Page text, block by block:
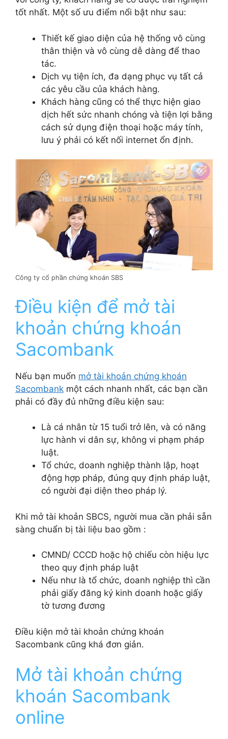
tốt nhất. Một số ưu điểm nổi bật như sau:
Thiết kế giao diện của hệ thống vô cùng
thân thiện và vô cùng dễ dàng để thao
tác.
Dịch vụ tiện ích, đa dạng phục vụ tất cả
các yêu cầu của khách hàng.
Khách hàng cũng có thể thực hiện giao
dịch hết sức nhanh chóng và tiện lợi bằng
cách sử dụng điện thoại hoặc máy tính,
lưu ý phải có kết nối internet ổn định.
Công ty cổ phần chứng khoán SBS
Điều kiện để mở tài
khoản chứng khoán
Sacombank
Nếu bạn muốn mở tài khoản chứng khoán
Sacombank một cách nhanh nhất, các bạn cần
phải có đầy đủ những điều kiện sau:
Là cá nhân từ 15 tuổi trở lên, và có năng
lực hành vi dân sự, không vi phạm pháp
luật.
Tổ chức, doanh nghiệp thành lập, hoạt
động hợp pháp, đúng quy định pháp luật,
có người đại diện theo pháp lý.
Khi mở tài khoản SBCS, người mua cần phải sẵn
sàng chuẩn bị tài liệu bao gồm :
CMND/ CCCD hoặc hộ chiếu còn hiệu lực
theo quy định pháp luật
Nếu như là tổ chức, doanh nghiệp thì cần
phải giấy đăng ký kinh doanh hoặc giấy
tờ tương đương
Điều kiện mở tài khoản chứng khoán
Sacombank cũng khá đơn giản.
Mở tài khoản chứng
khoán Sacombank
online